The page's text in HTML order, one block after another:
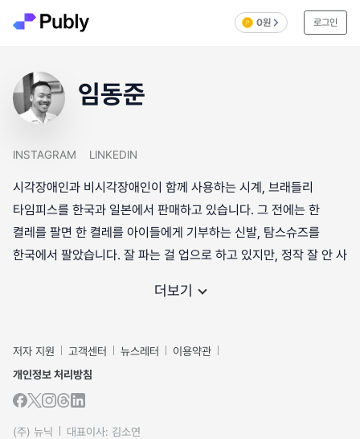
0원 로그인
임동준
INSTAGRAM LINKEDIN
시각장애인과 비시각장애인이 함께 사용하는 시계, 브래들리
타임피스를 한국과 일본에서 판매하고 있습니다. 그 전에는 한
켤레를 팔면 한 켤레를 아이들에게 기부하는 신발, 탐스슈즈를
한국에서 팔았습니다. 잘 파는 걸 업으로 하고 있지만, 정작 잘 안 사
더보기
저자 지원 고객센터 뉴스레터
이용약관
개인정보 처리방침
(주) 뉴닉
대표이사: 김소연